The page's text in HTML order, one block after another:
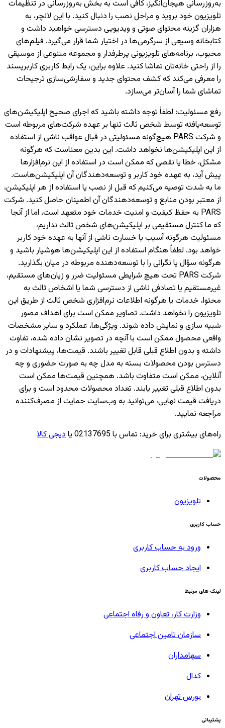
به‌روزرسانی هیجان‌انگیز، کافی است به بخش به‌روزرسانی در تنظیمات
تلویزیون خود بروید و مراحل نصب را دنبال کنید. با این لانچر، به
هزاران گزینه محتوای صوتی و ویدیویی دسترسی خواهید داشت و
کتابخانه وسیعی از سرگرمی‌ها در اختیار شما قرار می‌گیرد. فیلم‌های
محبوب، برنامه‌های تلویزیونی پرطرفدار و مجموعه متنوعی از موسیقی
را از راحتی خانه‌تان تماشا کنید. علاوه براین، یک رابط کاربری کاربرپسند
را معرفی می‌کند که کشف محتوای جدید و سفارشی‌سازی ترجیحات
تماشای شما را آسان‌تر می‌سازد.
رفع مسئولیت: لطفاً توجه داشته باشید که اجرای صحیح اپلیکیشن‌های
توسعه‌یافته توسط شخص ثالث تنها بر عهده شرکت‌های مربوطه است
و شرکت PARS هیچ‌گونه مسئولیتی در قبال عواقب ناشی از استفاده
از این اپلیکیشن‌ها نخواهد داشت. این بدین معناست که هرگونه
مشکل، خطا یا نقصی که ممکن است در استفاده از این نرم‌افزارها
پیش آید، به عهده خود کاربر و توسعه‌دهندگان آن اپلیکیشن‌هاست.
ما به شدت توصیه می‌کنیم که قبل از نصب یا استفاده از هر اپلیکیشن،
از معتبر بودن منابع و توسعه‌دهندگان آن اطمینان حاصل کنید. شرکت
PARS به حفظ کیفیت و امنیت خدمات خود متعهد است، اما از آنجا
که ما کنترل مستقیمی بر اپلیکیشن‌های شخص ثالث نداریم،
مسئولیت هرگونه آسیب یا خسارت ناشی از آنها به عهده خود کاربر
خواهد بود. لطفاً هنگام استفاده از این اپلیکیشن‌ها هوشیار باشید و
هرگونه سؤال یا نگرانی را با توسعه‌دهنده مربوطه در میان بگذارید.
شرکت PARS تحت هیچ شرایطی مسئولیت ضرر و زیان‌های مستقیم،
غیرمستقیم یا تصادفی ناشی از دسترسی شما یا اشخاص ثالث به
محتوا، خدمات یا هرگونه اطلاعات نرم‌افزاری شخص ثالث از طریق این
تلویزیون را نخواهد داشت. تصاویر ممکن است برای اهداف مصور
شبیه سازی و نمایش داده شوند. ویژگی‌ها، عملکرد و سایر مشخصات
واقعی محصول ممکن است با آنچه در تصویر نشان داده شده، تفاوت
داشته و بدون اطلاع قبلی قابل تغییر باشند. قیمت‌ها، پیشنهادات و در
دسترس بودن محصولات بسته به مدل چه به صورت حضوری و چه
آنلاین، ممکن است متفاوت باشد. همچنین قیمت‌ها ممکن است
بدون اطلاع قبلی تغییر یابند. تعداد محصولات محدود است و برای
دریافت قیمت نهایی، می‌توانید به وب‌سایت حمایت از مصرف‌کننده
مراجعه نمایید.
راه‌های بیشتری برای خرید: تماس با 02137695 یا دیجی کالا
محصولات
تلویزیون
حساب کاربری
ورود به حساب کاربری
ایجاد حساب کاربری
لینک های مرتبط
وزارت کار، تعاون و رفاه اجتماعی
سازمان تامین اجتماعی
سهامداران
کدال
بورس تهران
پشتیبانی